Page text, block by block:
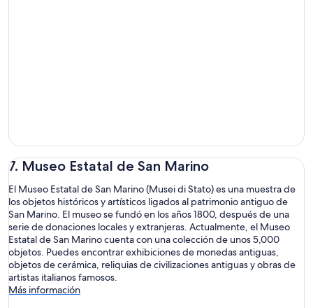
7. Museo Estatal de San Marino
El Museo Estatal de San Marino (Musei di Stato) es una muestra de
los objetos históricos y artísticos ligados al patrimonio antiguo de
San Marino. El museo se fundó en los años 1800, después de una
serie de donaciones locales y extranjeras. Actualmente, el Museo
Estatal de San Marino cuenta con una colección de unos 5,000
objetos. Puedes encontrar exhibiciones de monedas antiguas,
objetos de cerámica, reliquias de civilizaciones antiguas y obras de
artistas italianos famosos.
Más información